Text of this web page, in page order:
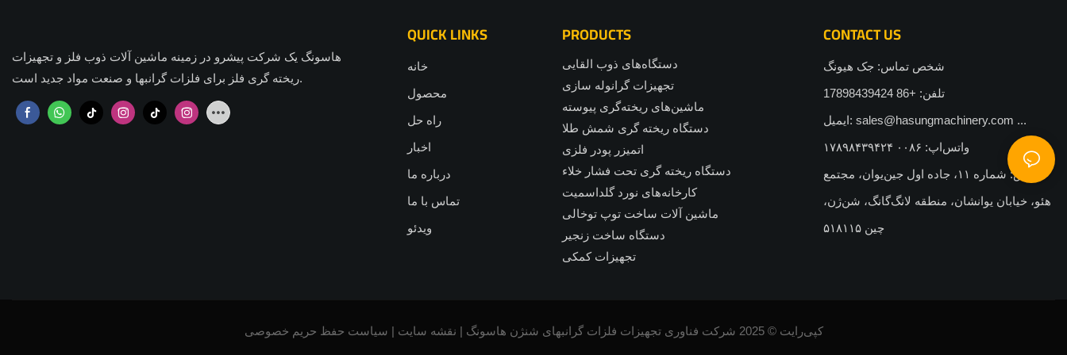
هاسونگ یک شرکت پیشرو در زمینه ماشین آلات ذوب فلز و تجهیزات
ریخته گری فلز برای فلزات گرانبها و صنعت مواد جدید است.
QUICK LINKS
خانه
محصول
راه حل
اخبار
درباره ما
تماس با ما
ویدئو
PRODUCTS
دستگاه‌های ذوب القایی
تجهیزات گرانوله سازی
ماشین‌های ریخته‌گری پیوسته
دستگاه ریخته گری شمش طلا
اتمیزر پودر فلزی
دستگاه ریخته گری تحت فشار خلاء
کارخانه‌های نورد گلداسمیت
ماشین آلات ساخت توپ توخالی
دستگاه ساخت زنجیر
تجهیزات کمکی
CONTACT US
شخص تماس: جک هیونگ
تلفن: +86 17898439424
ایمیل:
sales@hasungmachinery.com‎‏‎ ...
واتس‌اپ: ۰۰۸۶ ۱۷۸۹۸۴۳۹۴۲۴
آدرس: شماره ۱۱، جاده اول جین‌یوان، مجتمع
هئو، خیابان یوانشان، منطقه لانگ‌گانگ، شن‌ژن،
چین ۵۱۸۱۱۵
کپی‌رایت © 2025 شرکت فناوری تجهیزات فلزات گرانبهای شنژن هاسونگ | نقشه سایت | سیاست حفظ حریم خصوصی